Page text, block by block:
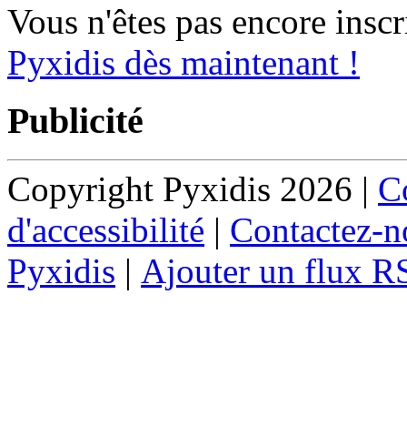
Vous n'êtes pas encore
Pyxidis dès maintenant !
Publicité
Copyright Pyxidis 2026 |
d'accessibilité | Contactez-
Pyxidis | Ajouter un flux